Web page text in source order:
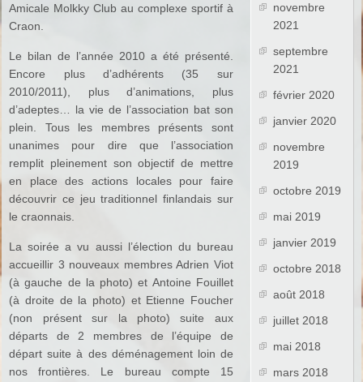
Amicale Molkky Club au complexe sportif à
Craon.
Le bilan de l’année 2010 a été présenté.
Encore plus d’adhérents (35 sur
2010/2011), plus d’animations, plus
d’adeptes… la vie de l’association bat son
plein. Tous les membres présents sont
unanimes pour dire que l’association
remplit pleinement son objectif de mettre
en place des actions locales pour faire
découvrir ce jeu traditionnel finlandais sur
le craonnais.
La soirée a vu aussi l’élection du bureau
accueillir 3 nouveaux membres Adrien Viot
(à gauche de la photo) et Antoine Fouillet
(à droite de la photo) et Etienne Foucher
(non présent sur la photo) suite aux
départs de 2 membres de l’équipe de
départ suite à des déménagement loin de
nos frontières. Le bureau compte 15
novembre
2021
septembre
2021
février 2020
janvier 2020
novembre
2019
octobre 2019
mai 2019
janvier 2019
octobre 2018
août 2018
juillet 2018
mai 2018
mars 2018